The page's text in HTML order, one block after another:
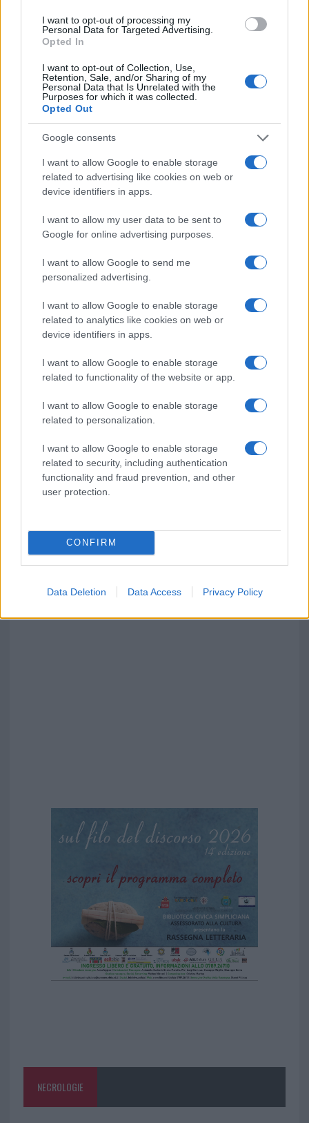
I want to opt-out of processing my
Personal Data for Targeted Advertising.
Opted In
I want to opt-out of Collection, Use,
Retention, Sale, and/or Sharing of my
Personal Data that Is Unrelated with the
Purposes for which it was collected.
Opted Out
Google consents
I want to allow Google to enable storage
related to advertising like cookies on web or
device identifiers in apps.
I want to allow my user data to be sent to
Google for online advertising purposes.
I want to allow Google to send me
personalized advertising.
I want to allow Google to enable storage
related to analytics like cookies on web or
device identifiers in apps.
I want to allow Google to enable storage
related to functionality of the website or app.
I want to allow Google to enable storage
related to personalization.
I want to allow Google to enable storage
related to security, including authentication
functionality and fraud prevention, and other
user protection.
CONFIRM
Data Deletion Data Access Privacy Policy
La Maddalena, festa per i 30 anni del Diving
center di Tegge
Esce di strada con l’auto ad Arzachena: ferito il
conducente
Turiste si perdono a Tavolara: salvate dai vigili
Meteo Olbia 6 agosto, migliora il tempo in
Gallura
Incidente Olbia, poliziotto in vacanza salva 6
persone: due bimbi tra i feriti
NECROLOGIE